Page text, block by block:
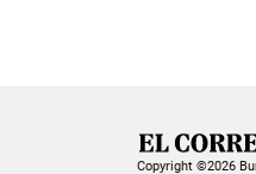
Copyright ©2026